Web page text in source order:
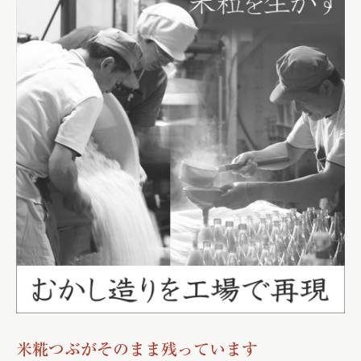
米糀つぶがそのまま残っています